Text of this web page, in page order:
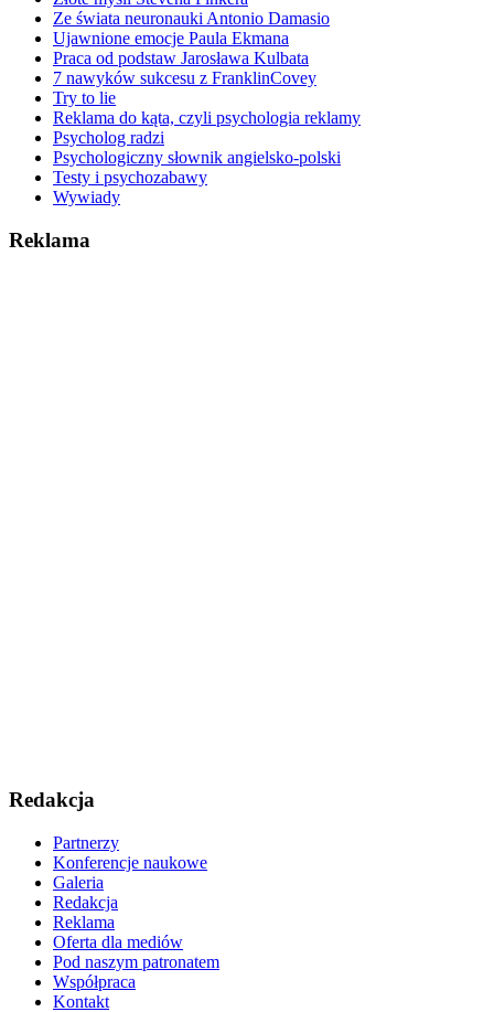
Ze świata neuronauki Antonio Damasio
Ujawnione emocje Paula Ekmana
Praca od podstaw Jarosława Kulbata
7 nawyków sukcesu z FranklinCovey
Try to lie
Reklama do kąta, czyli psychologia reklamy
Psycholog radzi
Psychologiczny słownik angielsko-polski
Testy i psychozabawy
Wywiady
Reklama
Redakcja
Partnerzy
Konferencje naukowe
Galeria
Redakcja
Reklama
Oferta dla mediów
Pod naszym patronatem
Współpraca
Kontakt